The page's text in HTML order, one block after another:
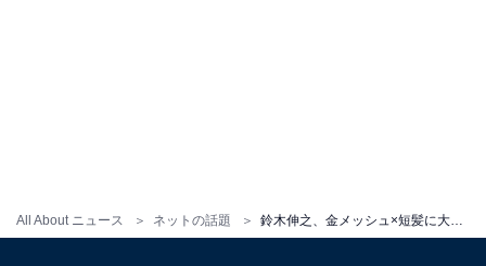
All About ニュース ネットの話題